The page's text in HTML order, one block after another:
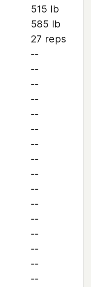
515 lb
585 lb
27 reps
--
--
--
--
--
--
--
--
--
--
--
--
--
--
--
--